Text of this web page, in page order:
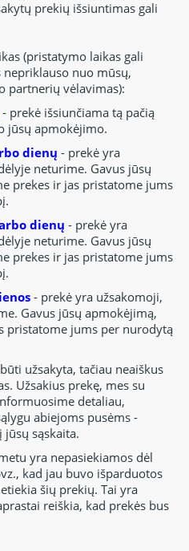
prekių išsiuntimas gali
(pristatymo laikas gali
nuo mūsų,
partnerių vėlavimas):
- prekė išsiunčiama tą pačią
jūsų apmokėjimo.
dienų - prekė yra
neturime. Gavus jūsų
prekes ir jas pristatome jums
dienų - prekė yra
neturime. Gavus jūsų
prekes ir jas pristatome jums
- prekė yra užsakomoji,
Gavus jūsų apmokėjimą,
pristatome jums per nurodytą
užsakyta, tačiau neaiškus
Užsakius prekę, mes su
detaliau,
abiejoms pusėms -
sąskaita.
yra nepasiekiamos dėl
kad jau buvo išparduotos
šių prekių. Tai yra
reiškia, kad prekės bus